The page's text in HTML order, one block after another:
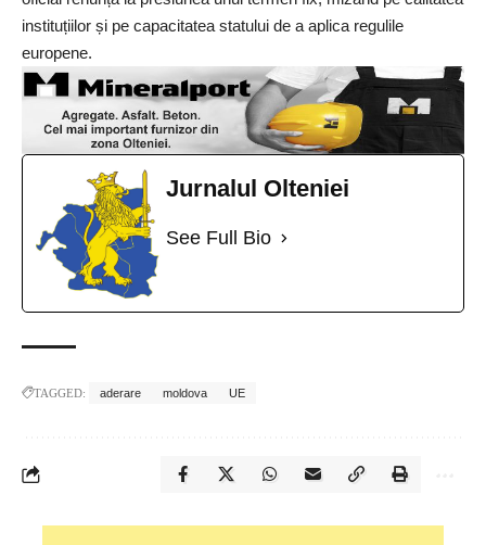
instituțiilor și pe capacitatea statului de a aplica regulile
europene.
Jurnalul Olteniei
See Full Bio
TAGGED: aderare moldova UE